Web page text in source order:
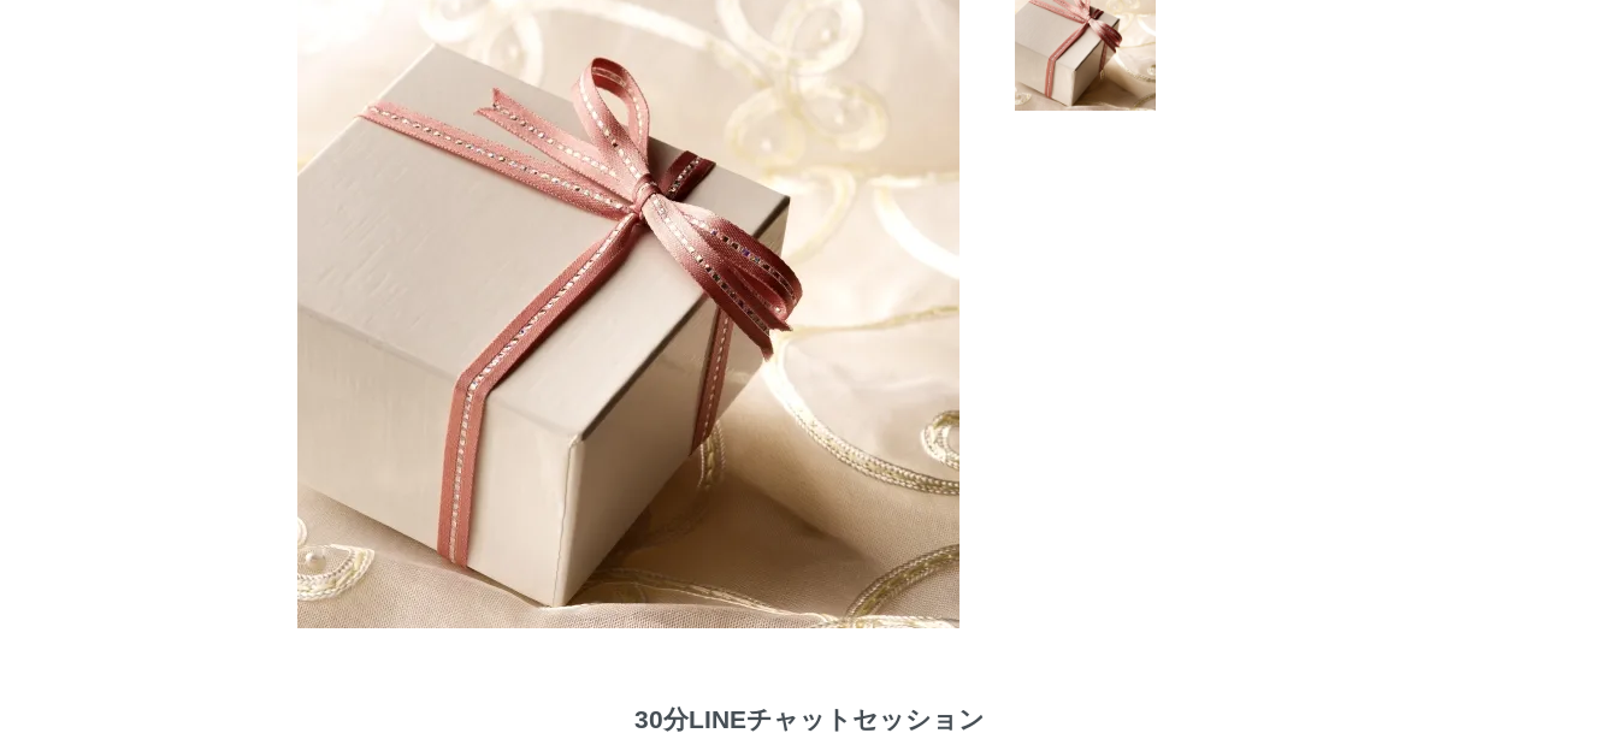
30分LINEチャットセッション